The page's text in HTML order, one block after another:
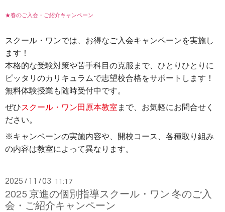
★春のご入会・ご紹介キャンペーン
スクール・ワンでは、お得なご入会キャンペーンを実施し
ます！
本格的な受験対策や苦手科目の克服まで、ひとりひとりに
ピッタリのカリキュラムで志望校合格をサポートします！
無料体験授業も随時受付中です。
ぜひスクール・ワン田原本教室 まで、お気軽にお問合せく
ださい。
※キャンペーンの実施内容や、開校コース、各種取り組み
の内容は教室によって異なります。
2025 / 11 /03 11:17
2025 京進の個別指導スクール・ワン 冬のご入
会・ご紹介キャンペーン